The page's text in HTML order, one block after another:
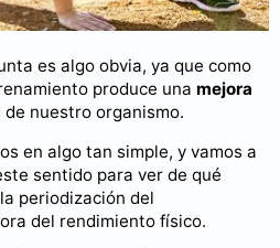
es algo obvia, ya que como
produce una mejora
de nuestro organismo.
en algo tan simple, y vamos a
sentido para ver de qué
periodización del
del rendimiento físico.